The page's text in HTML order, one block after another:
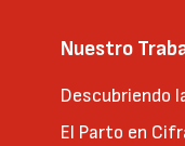
Nuestro
Descubriendo
El Parto en